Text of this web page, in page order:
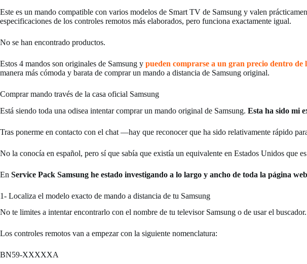
Este es un mando compatible con varios modelos de Smart TV de Samsung y valen
especificaciones de los controles remotos más elaborados, pero funciona exactamente igual.
No se han encontrado productos.
Estos 4 mandos son originales de Samsung y pueden comprarse a un gran precio dentro de
manera más cómoda y barata de comprar un mando a distancia de Samsung original.
Comprar mando través de la casa oficial Samsung
Está siendo toda una odisea intentar comprar un mando original de Samsung. Esta ha sido mi
Tras ponerme en contacto con el chat —hay que reconocer que ha sido relativamente rápido
No la conocía en español, pero sí que sabía que existía un equivalente en Estados Unidos que es
En Service Pack Samsung he estado investigando a lo largo y ancho de toda la página web
1- Localiza el modelo exacto de mando a distancia de tu Samsung
No te limites a intentar encontrarlo con el nombre de tu televisor Samsung o de usar el
Los controles remotos van a empezar con la siguiente nomenclatura:
BN59-XXXXXA